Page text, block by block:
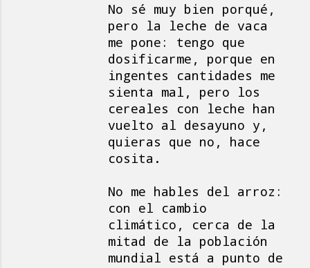
No sé muy bien porqué,
pero la leche de vaca
me pone: tengo que
dosificarme, porque en
ingentes cantidades me
sienta mal, pero los
cereales con leche han
vuelto al desayuno y,
quieras que no, hace
cosita.
No me hables del arroz:
con el cambio
climático, cerca de la
mitad de la población
mundial está a punto de